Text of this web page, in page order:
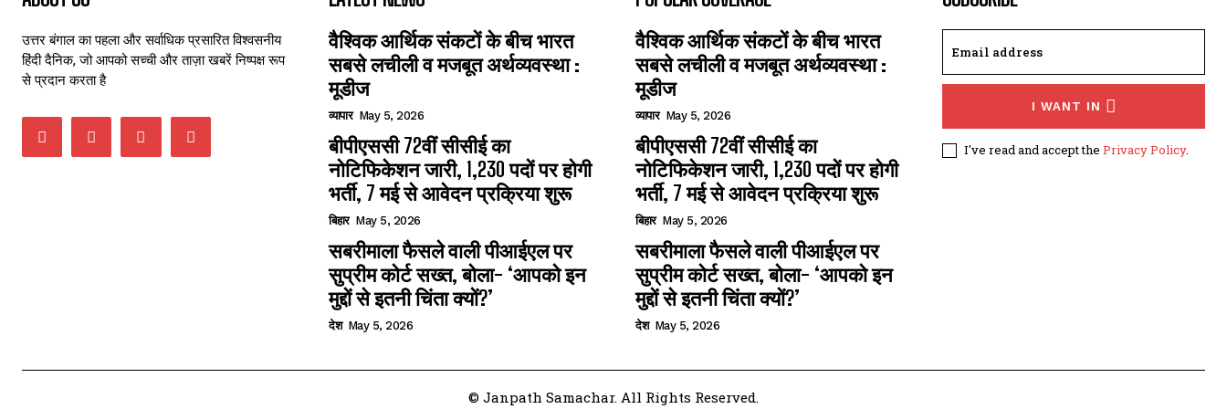
उत्तर बंगाल का पहला और सर्वाधिक प्रसारित विश्वसनीय
हिंदी दैनिक, जो आपको सच्ची और ताज़ा खबरें निष्पक्ष रूप
से प्रदान करता है
वैश्विक आर्थिक संकटों के बीच भारत
सबसे लचीली व मजबूत अर्थव्यवस्था :
मूडीज
व्यापार May 5, 2026
बीपीएससी 72वीं सीसीई का
नोटिफिकेशन जारी, 1,230 पदों पर होगी
भर्ती, 7 मई से आवेदन प्रक्रिया शुरू
बिहार May 5, 2026
सबरीमाला फैसले वाली पीआईएल पर
सुप्रीम कोर्ट सख्त, बोला- ‘आपको इन
मुद्दों से इतनी चिंता क्यों?’
देश May 5, 2026
वैश्विक आर्थिक संकटों के बीच भारत
सबसे लचीली व मजबूत अर्थव्यवस्था :
मूडीज
व्यापार May 5, 2026
बीपीएससी 72वीं सीसीई का
नोटिफिकेशन जारी, 1,230 पदों पर होगी
भर्ती, 7 मई से आवेदन प्रक्रिया शुरू
बिहार May 5, 2026
सबरीमाला फैसले वाली पीआईएल पर
सुप्रीम कोर्ट सख्त, बोला- ‘आपको इन
मुद्दों से इतनी चिंता क्यों?’
देश May 5, 2026
I WANT IN
I've read and accept the Privacy Policy.
© Janpath Samachar. All Rights Reserved.